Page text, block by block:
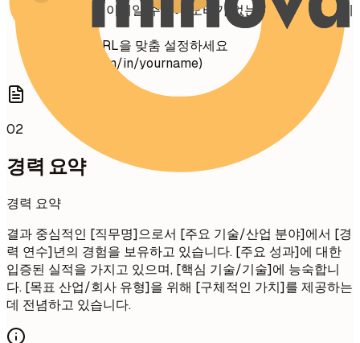
전화번호와 이메일 주소에 오타가 없는지 다시 확인하세
링크드인 URL을 맞춤 설정하세요
(linkedin.com/in/yourname)
02
경력 요약
경력 요약
결과 중심적인 [직무명]으로서 [주요 기술/산업 분야]에서 [경
력 연수]년의 경험을 보유하고 있습니다. [주요 성과]에 대한
입증된 실적을 가지고 있으며, [핵심 기술/기술]에 능숙합니
다. [목표 산업/회사 유형]을 위해 [구체적인 가치]를 제공하는
데 전념하고 있습니다.